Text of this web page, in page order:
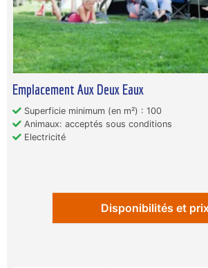
Emplacement Aux Deux Eaux
Superficie minimum (en m²) : 100
Animaux: acceptés sous conditions
Electricité
Disponibilités et